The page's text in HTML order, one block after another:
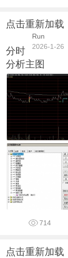
点击重新加载
Run
2026-1-26
分时
分析主图
714
点击重新加载